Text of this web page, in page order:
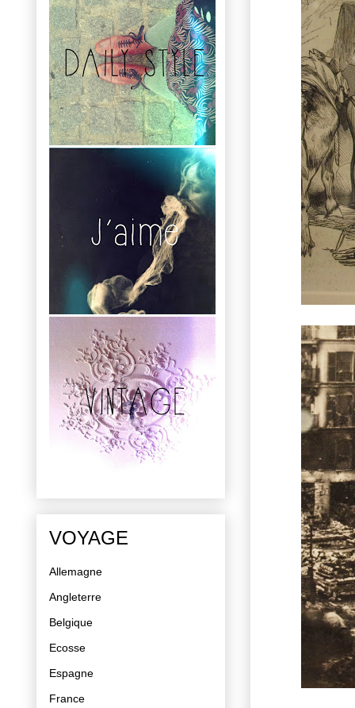
VOYAGE
Allemagne
Angleterre
Belgique
Ecosse
Espagne
France